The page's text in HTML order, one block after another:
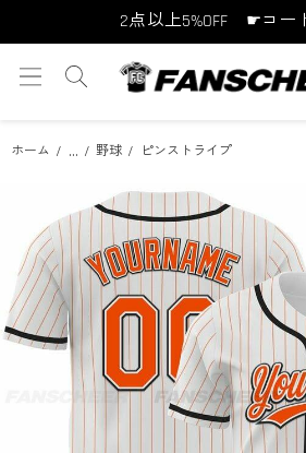
10点以上10%OFF ☛コー
15点以上15%OFF ☛コー
ホーム ... 野球 ピンストライプ